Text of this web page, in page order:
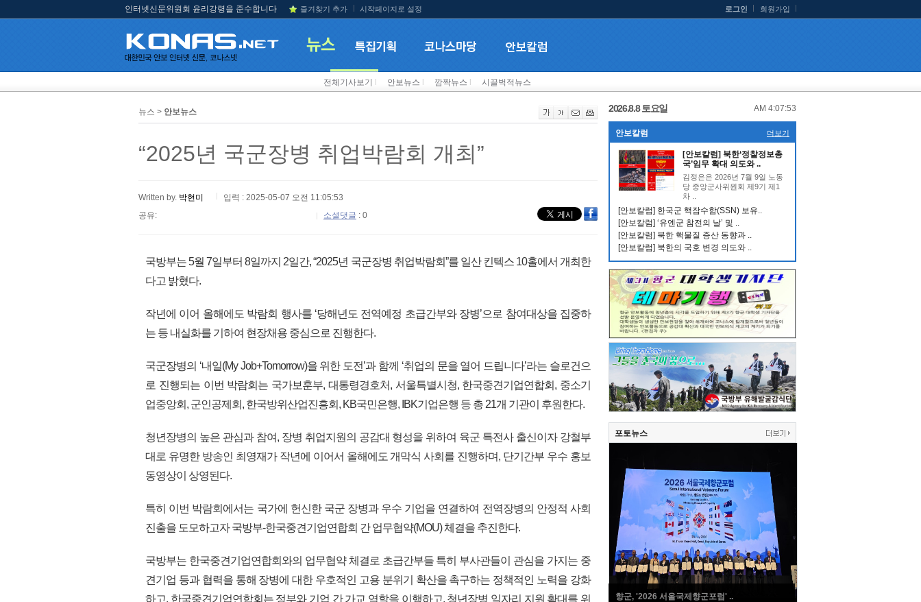
인터넷신문위원회 윤리강령을 준수합니다 즐겨찾기 추가 시작페이지로 설정 로그인 회원가입
전체기사보기 안보뉴스 깜짝뉴스 시끌벅적뉴스
뉴스 > 안보뉴스
“2025년 국군장병 취업박람회 개최”
Written by. 박현미
입력 : 2025-05-07 오전 11:05:53
공유:
소셜댓글 : 0
국방부는 5월 7일부터 8일까지 2일간, “2025년 국군장병 취업박람회”를 일산 킨텍스 10홀에서 개최한
다고 밝혔다.
작년에 이어 올해에도 박람회 행사를 ‘당해년도 전역예정 초급간부와 장병’으로 참여대상을 집중하
는 등 내실화를 기하여 현장채용 중심으로 진행한다.
국군장병의 ‘내일(My Job+Tomorrow)을 위한 도전’과 함께 ‘취업의 문을 열어 드립니다’라는 슬로건으
로 진행되는 이번 박람회는 국가보훈부, 대통령경호처, 서울특별시청, 한국중견기업연합회, 중소기
업중앙회, 군인공제회, 한국방위산업진흥회, KB국민은행, IBK기업은행 등 총 21개 기관이 후원한다.
청년장병의 높은 관심과 참여, 장병 취업지원의 공감대 형성을 위하여 육군 특전사 출신이자 강철부
대로 유명한 방송인 최영재가 작년에 이어서 올해에도 개막식 사회를 진행하며, 단기간부 우수 홍보
동영상이 상영된다.
특히 이번 박람회에서는 국가에 헌신한 국군 장병과 우수 기업을 연결하여 전역장병의 안정적 사회
진출을 도모하고자 국방부-한국중견기업연합회 간 업무협약(MOU) 체결을 추진한다.
국방부는 한국중견기업연합회와의 업무협약 체결로 초급간부들 특히 부사관들이 관심을 가지는 중
견기업 등과 협력을 통해 장병에 대한 우호적인 고용 분위기 확산을 촉구하는 정책적인 노력을 강화
하고, 한국중견기업연합회는 정부와 기업 간 가교 역할을 이행하고, 청년장병 일자리 지원 확대를 위
2026.8.8 토요일 AM 4:07:53
안보칼럼 더보기
[안보칼럼] 북한‘정찰정보총
국’임무 확대 의도와 ..
김정은은 2026년 7월 9일 노동
당 중앙군사위원회 제9기 제1
차 ..
[안보칼럼] 한국군 핵잠수함(SSN) 보유..
[안보칼럼] ‘유엔군 참전의 날’ 및 ..
[안보칼럼] 북한 핵물질 증산 동향과 ..
[안보칼럼] 북한의 국호 변경 의도와 ..
포토뉴스
향군, '2026 서울국제향군포럼' ..